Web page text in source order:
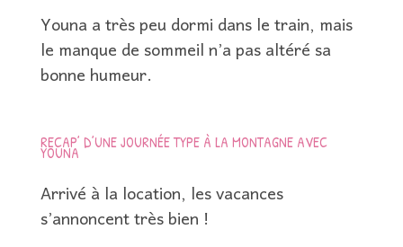
Youna a très peu dormi dans le train, mais
le manque de sommeil n’a pas altéré sa
bonne humeur.
RECAP’ D’UNE JOURNÉE TYPE À LA MONTAGNE AVEC
YOUNA
Arrivé à la location, les vacances
s’annoncent très bien !